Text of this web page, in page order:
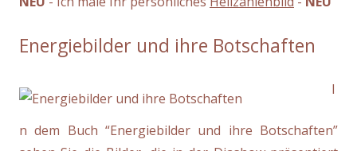
Energiebilder und ihre Botschaften
I
n dem Buch “Energiebilder und ihre Botschaften”